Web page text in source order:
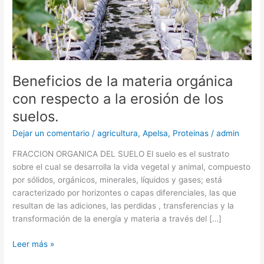
Beneficios de la materia orgánica
con respecto a la erosión de los
suelos.
Dejar un comentario /agricultura,Apelsa, Proteinas /admin
FRACCION ORGANICA DEL SUELO El suelo es el sustrato
sobre el cual se desarrolla la vida vegetal y animal, compuesto
por sólidos, orgánicos, minerales, líquidos y gases; está
caracterizado por horizontes o capas diferenciales, las que
resultan de las adiciones, las perdidas , transferencias y la
transformación de la energía y materia a través del […]
la
erosión
de
los
suelos.
Leer más »